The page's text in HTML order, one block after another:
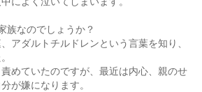
なのでしょうか？
アダルトチルドレンという言葉を知り、
めていたのですが、最近は内心、親のせ
が嫌になります。